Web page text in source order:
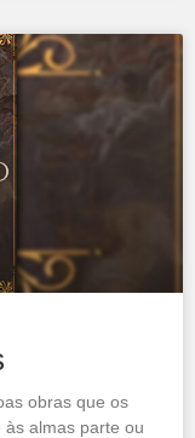
obras que os
almas parte ou